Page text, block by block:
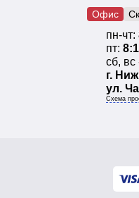
Офис
пн-чт:
пт:
сб,
г.
ул.
Схема